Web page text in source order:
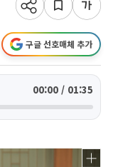
구글 선호매체 추가
00:00 / 01:35